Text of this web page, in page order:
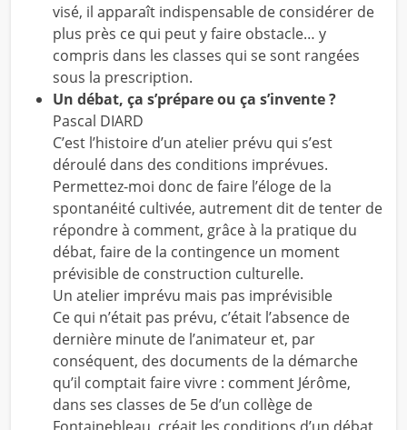
visé, il apparaît indispensable de considérer de
plus près ce qui peut y faire obstacle… y
compris dans les classes qui se sont rangées
sous la prescription.
Un débat, ça s’prépare ou ça s’invente ?
Pascal DIARD
C’est l’histoire d’un atelier prévu qui s’est
déroulé dans des conditions imprévues.
Permettez-moi donc de faire l’éloge de la
spontanéité cultivée, autrement dit de tenter de
répondre à comment, grâce à la pratique du
débat, faire de la contingence un moment
prévisible de construction culturelle.
Un atelier imprévu mais pas imprévisible
Ce qui n’était pas prévu, c’était l’absence de
dernière minute de l’animateur et, par
conséquent, des documents de la démarche
qu’il comptait faire vivre : comment Jérôme,
dans ses classes de 5e d’un collège de